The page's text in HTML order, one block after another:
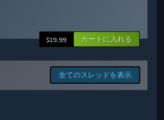
landscapes and many more things to do.”
basic mechanics are functional and
$19.99 カートに入れる
全てのスレッドを表示